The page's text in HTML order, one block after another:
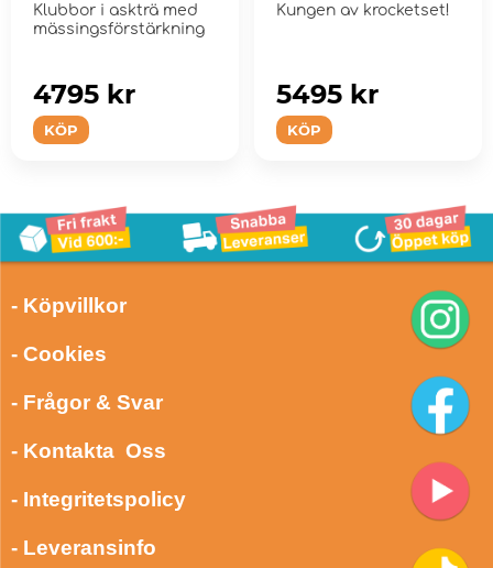
Klubbor i askträ med
mässingsförstärkning
KÖP
4795 kr
Kungen av krocketset!
KÖP
5495 kr
- Köpvillkor
- Cookies
- Frågor & Svar
- Kontakta Oss
- Integritetspolicy
- Leveransinfo